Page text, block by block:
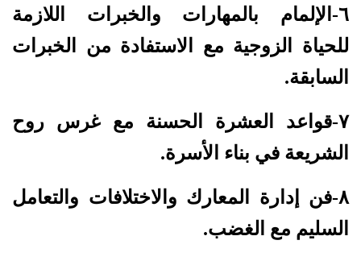
٦-الإلمام بالمهارات والخبرات اللازمة
للحياة الزوجية مع الاستفادة من الخبرات
السابقة.
٧-قواعد العشرة الحسنة مع غرس روح
الشريعة في بناء الأسرة.
٨-فن إدارة المعارك والاختلافات والتعامل
السليم مع الغضب.